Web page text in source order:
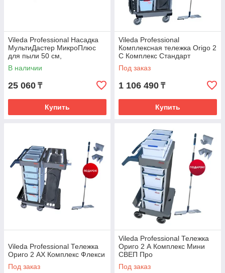
Салфетки для протирки
Салфетки для профессионального клининга
созданы на основе уникальных патентованных
технологий. Они более долговечные,
впитывающие, не оставляют разводов. Эти
изделия можно использовать без употребления
дополнительных моющих средств. Реализуем
антибактериальные салфетки с нанесением
хлорида серебра, салфетки для протирки посуды
Vileda Professional Насадка
МультиДастер МикроПлюс
для пыли 50 см,
В наличии
25 060 ₸
Купить
Vileda Professional
Комплексная тележка Origo 2
C Комплекс Стандарт
Под заказ
1 106 490 ₸
Купить
Vileda Professional Тележка
Ориго 2 АХ Комплекс Флекси
Под заказ
Vileda Professional Тележка
Ориго 2 А Комплекс Мини
СВЕП Про
Под заказ